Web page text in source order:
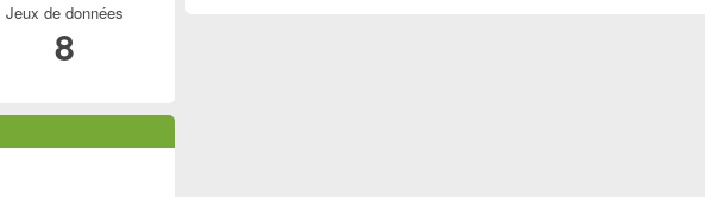
Jeux de données
8